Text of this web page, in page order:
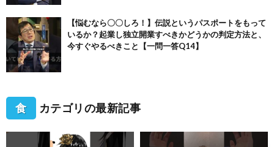
【悩むなら〇〇しろ！】伝説というパスポートをもって
いるか？起業し独立開業すべきかどうかの判定方法と、
今すぐやるべきこと【一問一答Q14】
食 カテゴリの最新記事